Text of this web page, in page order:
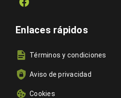
Enlaces rápidos
Términos y condiciones
Aviso de privacidad
Cookies